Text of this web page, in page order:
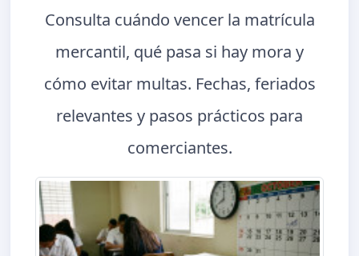
Consulta cuándo vencer la matrícula
mercantil, qué pasa si hay mora y
cómo evitar multas. Fechas, feriados
relevantes y pasos prácticos para
comerciantes.